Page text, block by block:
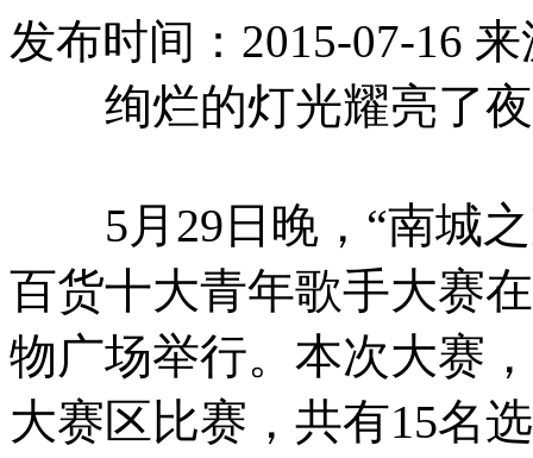
发布时间：2015-07-16
绚烂的灯光耀亮了夜
5月29日晚，“南城
百货十大青年歌手大赛
物广场举行。本次大赛
大赛区比赛，共有15名